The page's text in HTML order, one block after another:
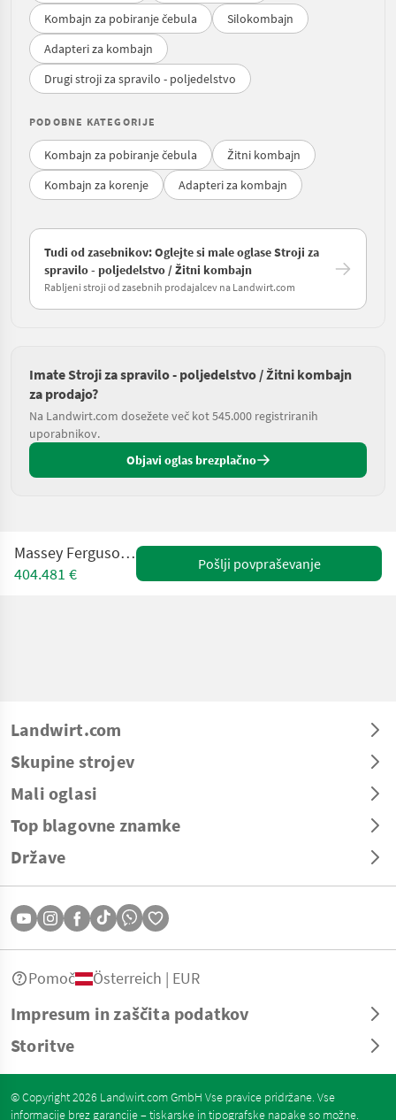
Kombajn za pobiranje čebula
Silokombajn
Adapteri za kombajn
Drugi stroji za spravilo - poljedelstvo
PODOBNE KATEGORIJE
Kombajn za pobiranje čebula
Žitni kombajn
Kombajn za korenje
Adapteri za kombajn
Tudi od zasebnikov: Oglejte si male oglase Stroji za
spravilo - poljedelstvo / Žitni kombajn
Rabljeni stroji od zasebnih prodajalcev na Landwirt.com
Imate Stroji za spravilo - poljedelstvo / Žitni kombajn
za prodajo?
Na Landwirt.com dosežete več kot 545.000 registriranih
uporabnikov.
Objavi oglas brezplačno
Massey Ferguson IDEAL 8 PL
404.481 €
Pošlji povpraševanje
Landwirt.com
Skupine strojev
Mali oglasi
Top blagovne znamke
Države
Impresum in zaščita podatkov
Storitve
Pomoč Österreich | EUR
© Copyright 2026 Landwirt.com GmbH Vse pravice pridržane. Vse
informacije brez garancije – tiskarske in tipografske napake so možne.